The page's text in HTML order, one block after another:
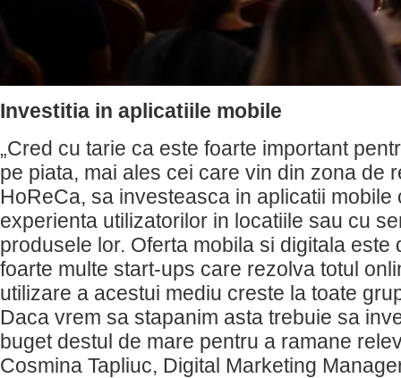
Investitia in aplicatiile mobile
„Cred cu tarie ca este foarte important
pe piata, mai ales cei care vin din zona de
HoReCa, sa investeasca in aplicatii mobile
experienta utilizatorilor in locatiile sau cu
produsele lor. Oferta mobila si digitala este
foarte multe start-ups care rezolva totul
utilizare a acestui mediu creste la toate
Daca vrem sa stapanim asta trebuie sa
buget destul de mare pentru a ramane
Cosmina Tapliuc, Digital Marketing